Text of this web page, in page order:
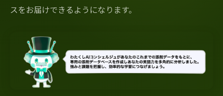
スをお届けできるようになります。